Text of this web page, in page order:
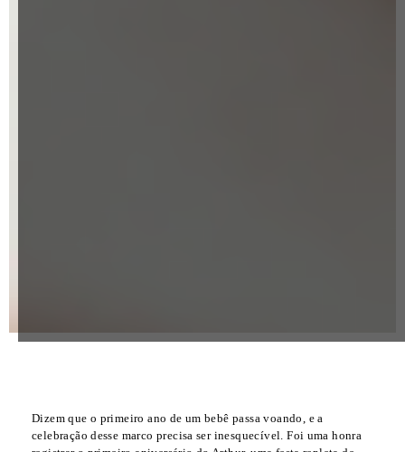
Dizem que o primeiro ano de um bebê passa voando, e a
celebração desse marco precisa ser inesquecível. Foi uma honra